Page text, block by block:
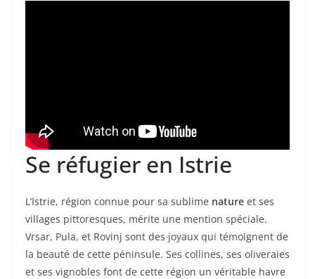
Se réfugier en Istrie
L’Istrie, région connue pour sa sublime nature et ses
villages pittoresques, mérite une mention spéciale.
Vrsar, Pula, et Rovinj sont des joyaux qui témoignent de
la beauté de cette péninsule. Ses collines, ses oliveraies
et ses vignobles font de cette région un véritable havre